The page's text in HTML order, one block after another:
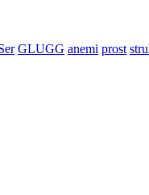
GLUGG anemi prost